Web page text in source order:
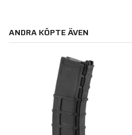
ANDRA KÖPTE ÄVEN